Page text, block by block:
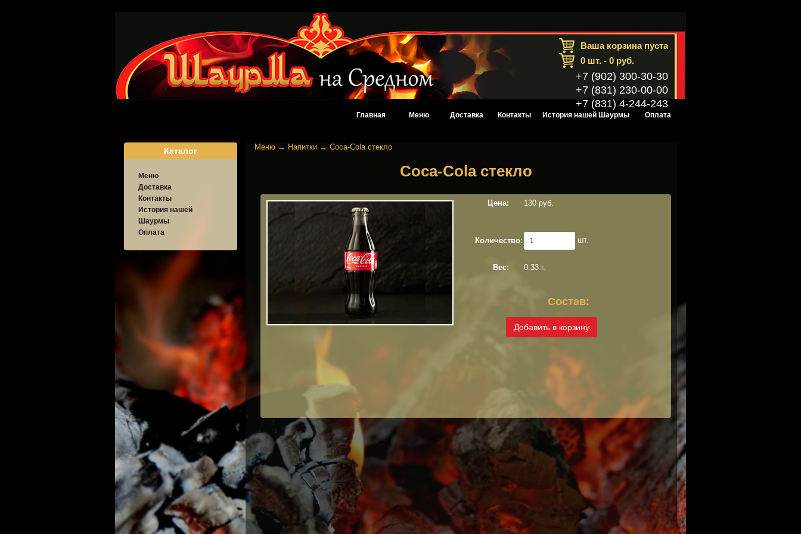
Ваша корзина пуста
0 шт. - 0 руб.
+7 (902) 300-30-30
+7 (831) 230-00-00
+7 (831) 4-244-243
Главная Меню Доставка Контакты История нашей Шаурмы Оплата
Каталог
Меню
Доставка
Контакты
История нашей
Шаурмы
Оплата
Меню → Напитки → Соса-Cola стекло
Соса-Cola стекло
Цена: 130 руб.
Количество: шт.
Вес: 0.33 г.
Состав:
Добавить в корзину